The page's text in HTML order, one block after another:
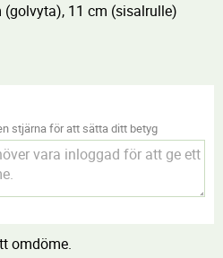
11 cm (sisalrulle)
stjärna för att sätta ditt betyg
omdöme.